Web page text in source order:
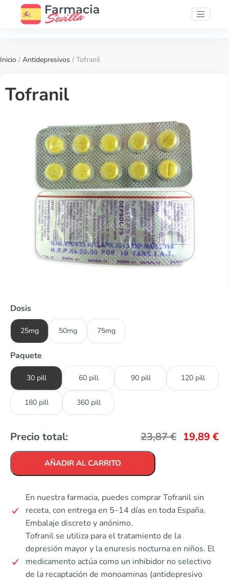
Inicio / Antidepresivos / Tofranil
Tofranil
Dosis
25mg 50mg 75mg
Paquete
30 pill 60 pill 90 pill 120 pill
180 pill 360 pill
Precio total: 23,87€ 19,89 €
AÑADIR AL CARRITO
En nuestra farmacia, puedes comprar Tofranil sin
receta, con entrega en 5–14 días en toda España.
Embalaje discreto y anónimo.
Tofranil se utiliza para el tratamiento de la
depresión mayor y la enuresis nocturna en niños. El
medicamento actúa como un inhibidor no selectivo
de la recaptación de monoaminas (antidepresivo